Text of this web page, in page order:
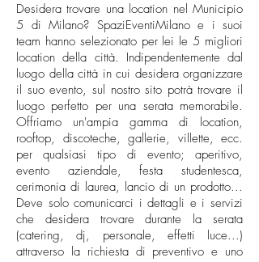
Desidera trovare una location nel Municipio
5 di Milano? SpaziEventiMilano e i suoi
team hanno selezionato per lei le 5 migliori
location della città. Indipendentemente dal
luogo della città in cui desidera organizzare
il suo evento, sul nostro sito potrà trovare il
luogo perfetto per una serata memorabile.
Offriamo un'ampia gamma di location,
rooftop, discoteche, gallerie, villette, ecc.
per qualsiasi tipo di evento; aperitivo,
evento aziendale, festa studentesca,
cerimonia di laurea, lancio di un prodotto...
Deve solo comunicarci i dettagli e i servizi
che desidera trovare durante la serata
(catering, dj, personale, effetti luce...)
attraverso la richiesta di preventivo e uno